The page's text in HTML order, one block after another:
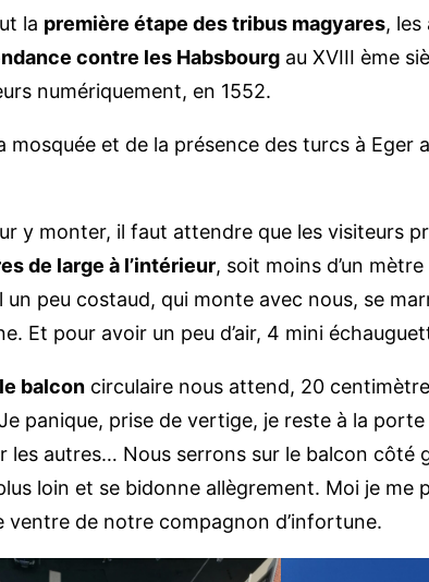
la première étape des tribus magyares,
contre les Habsbourg au XVIII ème
numériquement, en 1552.
mosquée et de la présence des turcs à Eger
y monter, il faut attendre que les visiteurs
de large à l’intérieur, soit moins d’un
peu costaud, qui monte avec nous, se
Et pour avoir un peu d’air, 4 mini
balcon circulaire nous attend, 20
panique, prise de vertige, je reste à la
autres… Nous serrons sur le balcon côté
loin et se bidonne allègrement. Moi je me
de notre compagnon d’infortune.